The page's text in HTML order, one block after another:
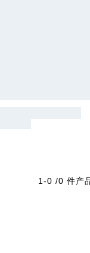
1-0 /0 件产